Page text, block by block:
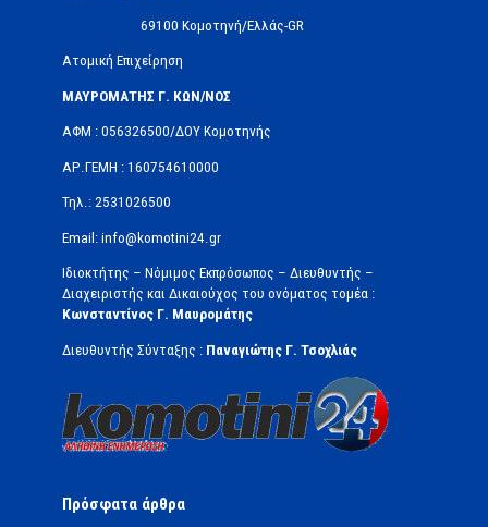
69100 Κομοτηνή/Ελλάς-GR
Ατομική Επιχείρηση
ΜΑΥΡΟΜΑΤΗΣ Γ. ΚΩΝ/ΝΟΣ
ΑΦΜ : 056326500/ΔOΥ Κομοτηνής
ΑΡ.ΓΕΜΗ : 160754610000
Τηλ.: 2531026500
Email: info@komotini24.gr
Ιδιοκτήτης – Νόμιμος Εκπρόσωπος – Διευθυντής –
Διαχειριστής και Δικαιούχος του ονόματος τομέα :
Κωνσταντίνος Γ. Μαυρομάτης
Διευθυντής Σύνταξης : Παναγιώτης Γ. Τσοχλιάς
Πρόσφατα άρθρα